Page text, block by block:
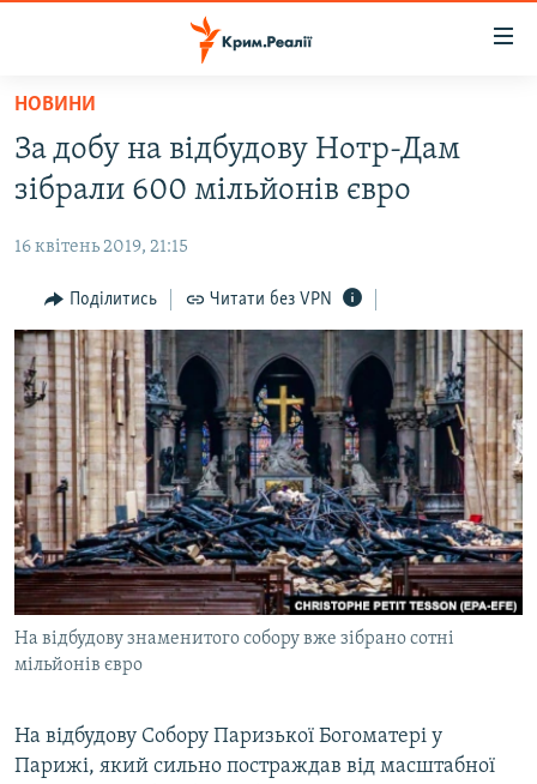
Перейти
основного
матеріалу
Перейти
до
навігації
Перейти
до
пошуку
НОВИНИ
ВОДА.КРИМ
ВІДЕО ТА ФОТО
ПОЛІТИКА
БЛОГИ
ПОГЛЯД
ІНТЕРВ'Ю
ВСЕ ЗА ДЕНЬ
СПЕЦПРОЕКТИ
ДЕПОРТАЦІЯ
ВІДЕОУРОКИ «ELIFBE»
СВІДЧЕННЯ ОКУПАЦІЇ
УКРАЇНСЬКА ПРОБЛЕМА КРИМУ
ЯК ОБІЙТИ БЛОКУВАННЯ
Русский
Qırımtatar
НОВИНИ
За добу на відбудову Нотр-Дам
зібрали 600 мільйонів євро
16 квітень 2019, 21:15
Поділитись Читати без VPN
На відбудову знаменитого собору вже зібрано сотні
мільйонів євро
На відбудову Собору Паризької Богоматері у
Парижі, який сильно постраждав від масштабної